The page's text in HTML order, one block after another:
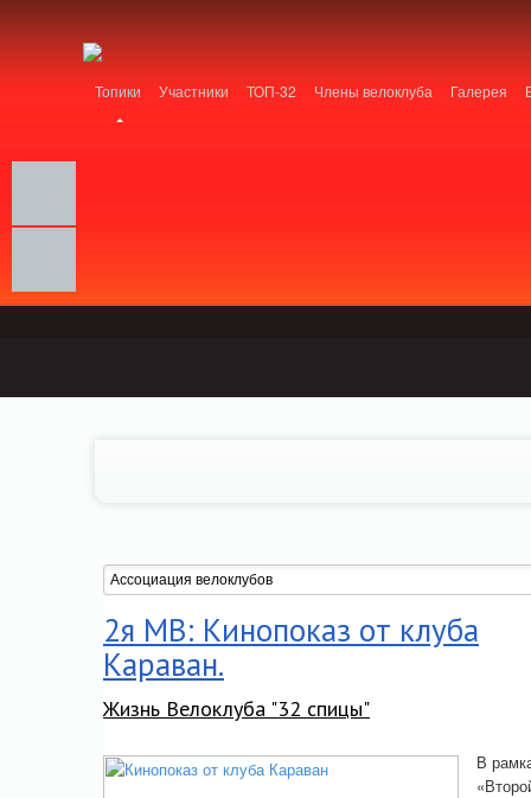
Топики Участники ТОП-32 Члены велоклуба Галерея
2я МВ: Кинопоказ от клуба
Караван.
Жизнь Велоклуба "32 спицы"
В